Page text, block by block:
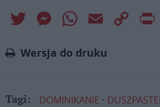
Twitter MessengerWhatsApp
Email
Copy
Wersja do druku
Tagi: DOMINIKANIE